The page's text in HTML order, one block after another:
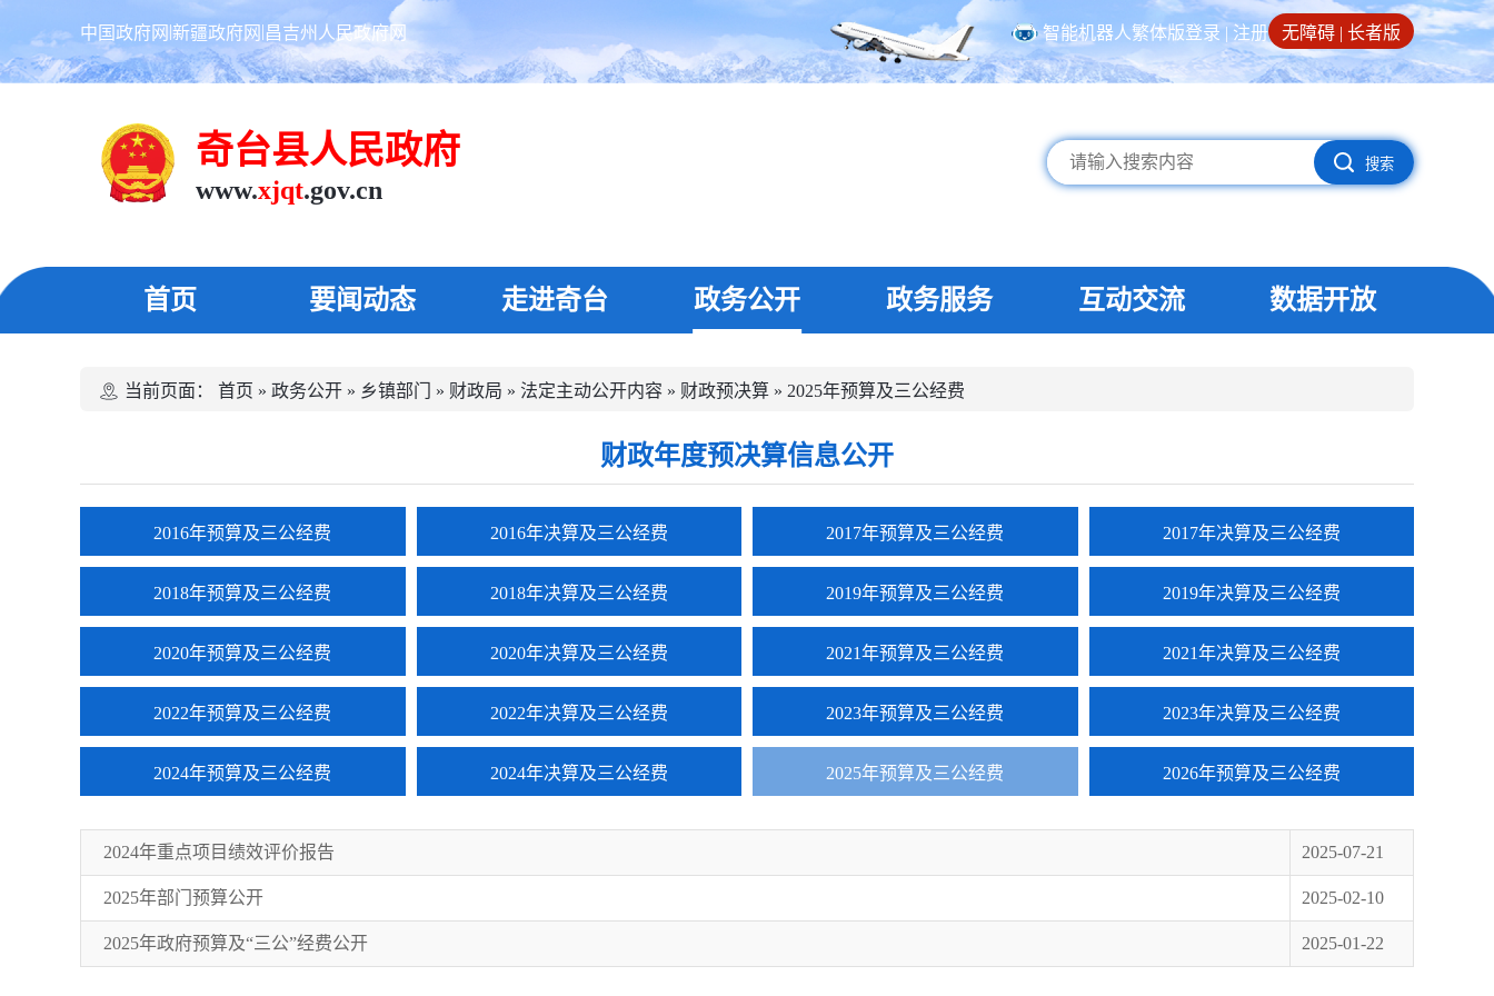
中国政府网 |新疆政府网 |昌吉州人民政府网 智能机器人繁体版登录 | 注册 无障碍 | 长者版
奇台县人民政府
www.xjqt.gov.cn
搜索
首页 要闻动态 走进奇台 政务公开 政务服务 互动交流 数据开放
当前页面： 首页 » 政务公开 » 乡镇部门 » 财政局 » 法定主动公开内容 » 财政预决算 » 2025年预算及三公经费
财政年度预决算信息公开
2016年预算及三公经费 2016年决算及三公经费 2017年预算及三公经费 2017年决算及三公经费
2018年预算及三公经费 2018年决算及三公经费 2019年预算及三公经费 2019年决算及三公经费
2020年预算及三公经费 2020年决算及三公经费 2021年预算及三公经费 2021年决算及三公经费
2022年预算及三公经费 2022年决算及三公经费 2023年预算及三公经费 2023年决算及三公经费
2024年预算及三公经费 2024年决算及三公经费 2025年预算及三公经费 2026年预算及三公经费
2024年重点项目绩效评价报告 2025-07-21
2025年部门预算公开 2025-02-10
2025年政府预算及“三公”经费公开 2025-01-22